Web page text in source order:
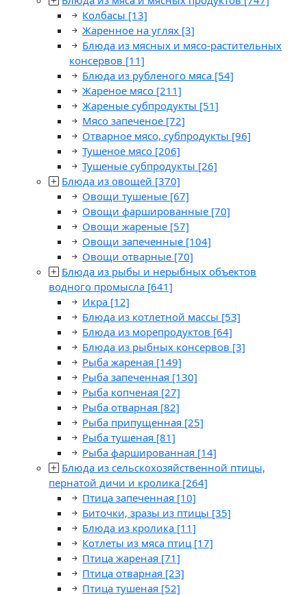
Колбасы [13]
Жаренное на углях [3]
Блюда из мясных и мясо-растительных
консервов [11]
Блюда из рубленого мяса [54]
Жареное мясо [211]
Жареные субпродукты [51]
Мясо запеченое [72]
Отварное мясо, субпродукты [96]
Тушеное мясо [206]
Тушеные субпродукты [26]
Блюда из овощей [370]
Овощи тушеные [67]
Овощи фаршированные [70]
Овощи жареные [57]
Овощи запеченные [104]
Овощи отварные [70]
Блюда из рыбы и нерыбных объектов
водного промысла [641]
Икра [12]
Блюда из котлетной массы [53]
Блюда из морепродуктов [64]
Блюда из рыбных консервов [3]
Рыба жареная [149]
Рыба запеченная [130]
Рыба копченая [27]
Рыба отварная [82]
Рыба припущенная [25]
Рыба тушеная [81]
Рыба фаршированная [14]
Блюда из сельскохозяйственной птицы,
пернатой дичи и кролика [264]
Птица запеченная [10]
Биточки, зразы из птицы [35]
Блюда из кролика [11]
Котлеты из мяса птиц [17]
Птица жареная [71]
Птица отварная [23]
Птица тушеная [52]